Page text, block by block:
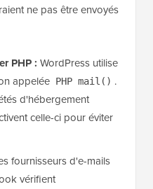
ne pas être envoyés
PHP : WordPress utilise
appelée PHP mail() .
d'hébergement
celle-ci pour éviter
fournisseurs d'e-mails
vérifient